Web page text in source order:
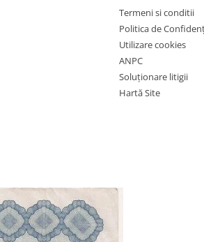
Termeni si conditii
Politica de
Utilizare cookies
ANPC
Soluționare litigii
Hartă Site